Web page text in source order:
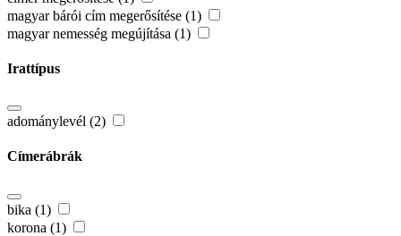
magyar bárói cím megerősítése (1)
magyar nemesség megújítása (1)
Irattípus
adománylevél (2)
Címerábrák
bika (1)
korona (1)